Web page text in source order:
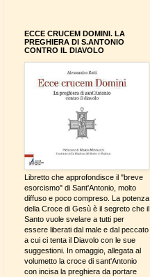
ECCE CRUCEM DOMINI. LA
PREGHIERA DI S.ANTONIO
CONTRO IL DIAVOLO
Libretto che approfondisce il "breve
esorcismo" di Sant'Antonio, molto
diffuso e poco compreso. La potenza
della Croce di Gesù è il segreto che il
Santo vuole svelare a tutti per
essere liberati dal male e dal peccato
a cui ci tenta il Diavolo con le sue
suggestioni. In omaggio, allegata al
volumetto la croce di sant'Antonio
con incisa la preghiera da portare